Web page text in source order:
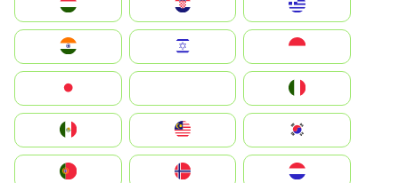
Hrvatska
Magyarország
Indonesia
South Korea
Nederland
Portugal